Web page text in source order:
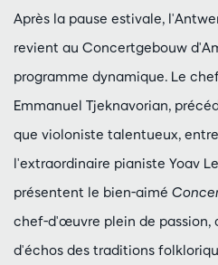
Après la pause estivale,
revient au Concertgebouw
programme dynamique. Le
Emmanuel Tjeknavorian,
que violoniste talentueux,
l'extraordinaire pianiste Yoav
présentent le bien-aimé
chef-d'œuvre plein de passion,
d'échos des traditions